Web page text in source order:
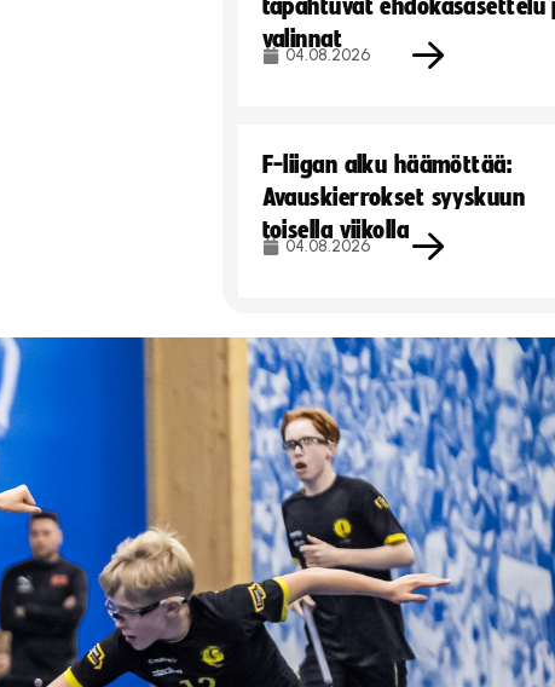
tapahtuvat ehdokasasettelu
valinnat
04.08.2026
F-liigan alku häämöttää:
Avauskierrokset syyskuun
toisella viikolla
04.08.2026